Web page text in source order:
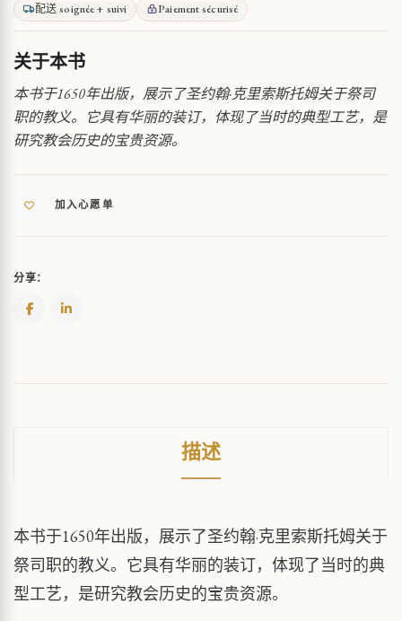
克
里
索
斯
托
姆
的
祭
义
配送 soignée + suivi
Paiement sécurisé
关于本书
本书于1650年出版，展示了圣约翰·克里索斯托姆关于祭司
职的教义。它具有华丽的装订，体现了当时的典型工艺，是
研究教会历史的宝贵资源。
加入心愿单
分享：
描述
本书于1650年出版，展示了圣约翰·克里索斯托姆关于
祭司职的教义。它具有华丽的装订，体现了当时的典
型工艺，是研究教会历史的宝贵资源。